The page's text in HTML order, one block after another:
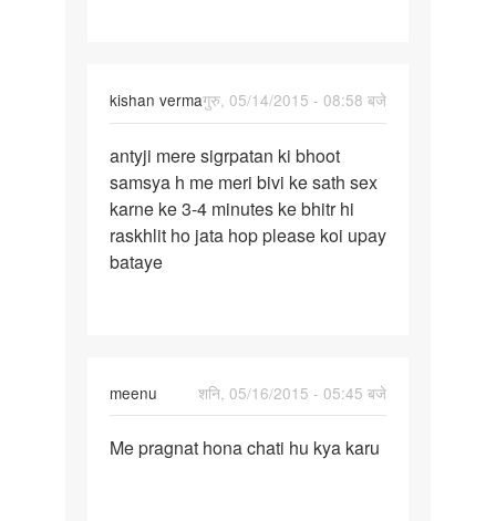
kishan vermaगुरु, 05/14/2015 - 08:58 बजे
antyji
mere
sigrpatan
ki
antyji mere sigrpatan ki bhoot
samsya h me meri bivi ke sath sex
karne ke 3-4 minutes ke bhitr hi
raskhlit ho jata hop please koi upay
bataye
meenu
शनि, 05/16/2015 - 05:45 बजे
Me
Me pragnat hona chati hu kya karu